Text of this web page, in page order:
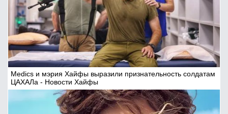
Medics и мэрия Хайфы выразили признательность солдатам
ЦАХАЛа - Новости Хайфы